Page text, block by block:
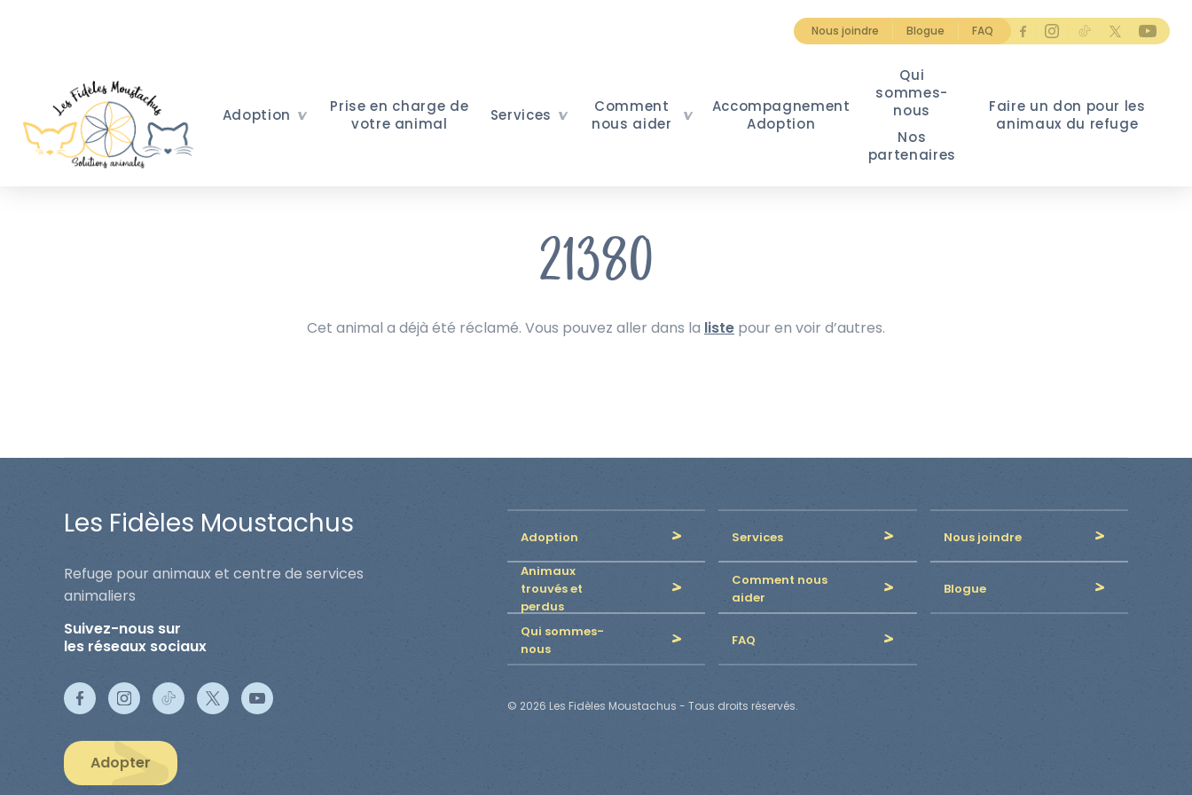
Nous joindre Blogue FAQ
Adoption
Prise en charge de
votre animal
Services
Comment
nous aider
Accompagnement
Adoption
Qui
sommes-
nous
Nos
partenaires
Faire un don pour les
animaux du refuge
21380
Cet animal a déjà été réclamé. Vous pouvez aller dans la liste pour en voir d’autres.
Les Fidèles Moustachus
Refuge pour animaux et centre de services
animaliers
Suivez-nous sur
les réseaux sociaux
Adopter
Adoption Services
Nous joindre
Animaux
trouvés et
perdus
Comment nous
aider
Blogue
Qui sommes-
nous
FAQ
© 2026 Les Fidèles Moustachus - Tous droits réservés.